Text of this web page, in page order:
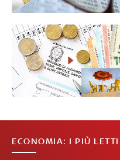
ECONOMIA: I PIÙ LETTI